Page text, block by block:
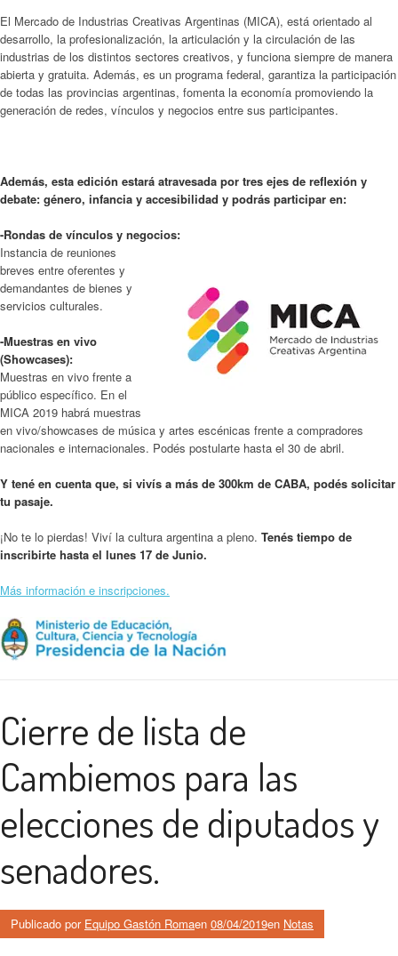
El Mercado de Industrias Creativas Argentinas (MICA), está orientado al
desarrollo, la profesionalización, la articulación y la circulación de las
industrias de los distintos sectores creativos, y funciona siempre de manera
abierta y gratuita. Además, es un programa federal, garantiza la participación
de todas las provincias argentinas, fomenta la economía promoviendo la
generación de redes, vínculos y negocios entre sus participantes.
Además, esta edición estará atravesada por tres ejes de reflexión y
debate: género, infancia y accesibilidad y podrás participar en:
-Rondas de vínculos y negocios:
Instancia de reuniones
breves entre oferentes y
demandantes de bienes y
servicios culturales.
-Muestras en vivo
(Showcases):
Muestras en vivo frente a
público específico. En el
MICA 2019 habrá muestras
en vivo/showcases de música y artes escénicas frente a compradores
nacionales e internacionales. Podés postularte hasta el 30 de abril.
Y tené en cuenta que, si vivís a más de 300km de CABA, podés solicitar
tu pasaje.
¡No te lo pierdas! Viví la cultura argentina a pleno. Tenés tiempo de
inscribirte hasta el lunes 17 de Junio.
Más información e inscripciones.
Cierre de lista de
Cambiemos para las
elecciones de diputados y
senadores.
Publicado por Equipo Gastón Romaen 08/04/2019en Notas